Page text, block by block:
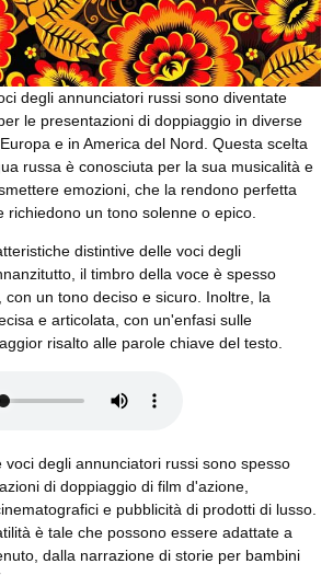
degli annunciatori russi sono diventate
le presentazioni di doppiaggio in diverse
e in America del Nord. Questa scelta
russa è conosciuta per la sua musicalità e
emozioni, che la rendono perfetta
richiedono un tono solenne o epico.
distintive delle voci degli
il timbro della voce è spesso
con un tono deciso e sicuro. Inoltre, la
e articolata, con un'enfasi sulle
risalto alle parole chiave del testo.
voci degli annunciatori russi sono spesso
di doppiaggio di film d'azione,
e pubblicità di prodotti di lusso.
è tale che possono essere adattate a
dalla narrazione di storie per bambini